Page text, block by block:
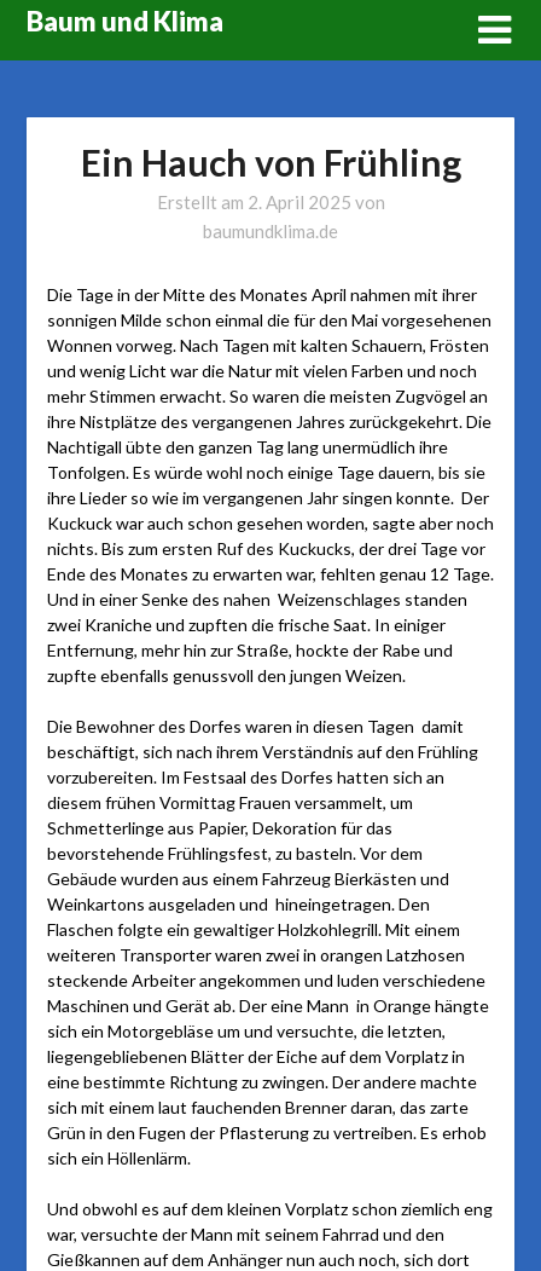
SkipBaum und Klima
Ein Hauch von Frühling
Erstellt am 2. April 2025 von
baumundklima.de
Die Tage in der Mitte des Monates April nahmen mit ihrer
sonnigen Milde schon einmal die für den Mai vorgesehenen
Wonnen vorweg. Nach Tagen mit kalten Schauern, Frösten
und wenig Licht war die Natur mit vielen Farben und noch
mehr Stimmen erwacht. So waren die meisten Zugvögel an
ihre Nistplätze des vergangenen Jahres zurückgekehrt. Die
Nachtigall übte den ganzen Tag lang unermüdlich ihre
Tonfolgen. Es würde wohl noch einige Tage dauern, bis sie
ihre Lieder so wie im vergangenen Jahr singen konnte. Der
Kuckuck war auch schon gesehen worden, sagte aber noch
nichts. Bis zum ersten Ruf des Kuckucks, der drei Tage vor
Ende des Monates zu erwarten war, fehlten genau 12 Tage.
Und in einer Senke des nahen Weizenschlages standen
zwei Kraniche und zupften die frische Saat. In einiger
Entfernung, mehr hin zur Straße, hockte der Rabe und
zupfte ebenfalls genussvoll den jungen Weizen.
Die Bewohner des Dorfes waren in diesen Tagen damit
beschäftigt, sich nach ihrem Verständnis auf den Frühling
vorzubereiten. Im Festsaal des Dorfes hatten sich an
diesem frühen Vormittag Frauen versammelt, um
Schmetterlinge aus Papier, Dekoration für das
bevorstehende Frühlingsfest, zu basteln. Vor dem
Gebäude wurden aus einem Fahrzeug Bierkästen und
Weinkartons ausgeladen und hineingetragen. Den
Flaschen folgte ein gewaltiger Holzkohlegrill. Mit einem
weiteren Transporter waren zwei in orangen Latzhosen
steckende Arbeiter angekommen und luden verschiedene
Maschinen und Gerät ab. Der eine Mann in Orange hängte
sich ein Motorgebläse um und versuchte, die letzten,
liegengebliebenen Blätter der Eiche auf dem Vorplatz in
eine bestimmte Richtung zu zwingen. Der andere machte
sich mit einem laut fauchenden Brenner daran, das zarte
Grün in den Fugen der Pflasterung zu vertreiben. Es erhob
sich ein Höllenlärm.
Und obwohl es auf dem kleinen Vorplatz schon ziemlich eng
war, versuchte der Mann mit seinem Fahrrad und den
Gießkannen auf dem Anhänger nun auch noch, sich dort